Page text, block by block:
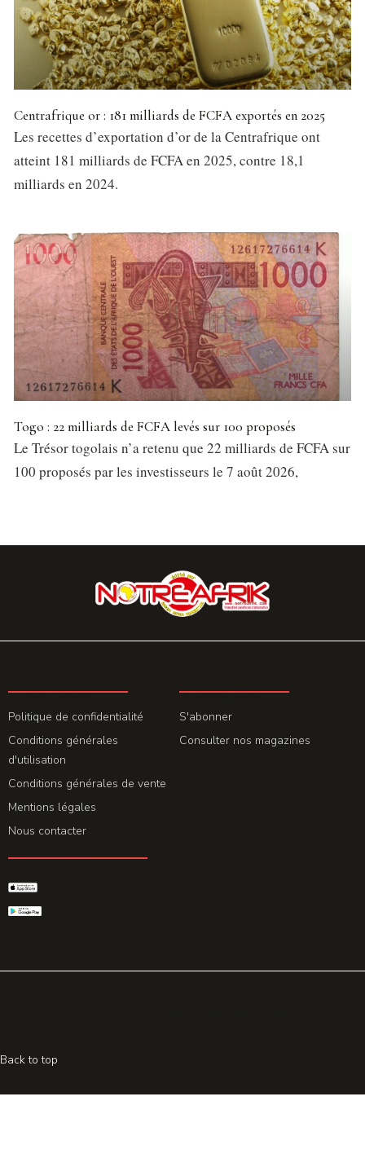
Centrafrique or : 181 milliards de FCFA exportés en 2025
Les recettes d’exportation d’or de la Centrafrique ont
atteint 181 milliards de FCFA en 2025, contre 18,1
milliards en 2024.
Togo : 22 milliards de FCFA levés sur 100 proposés
Le Trésor togolais n’a retenu que 22 milliards de FCFA sur
100 proposés par les investisseurs le 7 août 2026,
Politique de confidentialité
Conditions générales
d'utilisation
Conditions générales de vente
Mentions légales
Nous contacter
S'abonner
Consulter nos magazines
Back to top